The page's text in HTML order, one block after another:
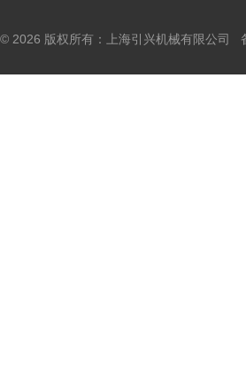
© 2026 版权所有：上海引兴机械有限公司